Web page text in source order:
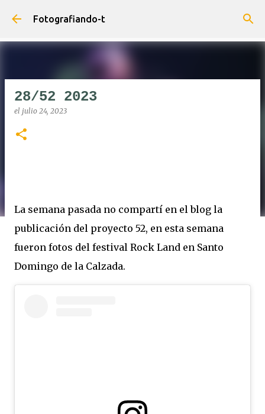
Ir al contenido principal
Fotografiando-t
28/52 2023
el julio 24, 2023
La semana pasada no compartí en el blog la
publicación del proyecto 52, en esta semana
fueron fotos del festival Rock Land en Santo
Domingo de la Calzada.